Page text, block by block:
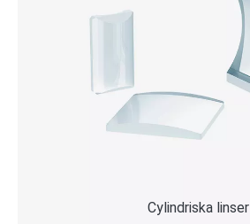
Cylindriska linser